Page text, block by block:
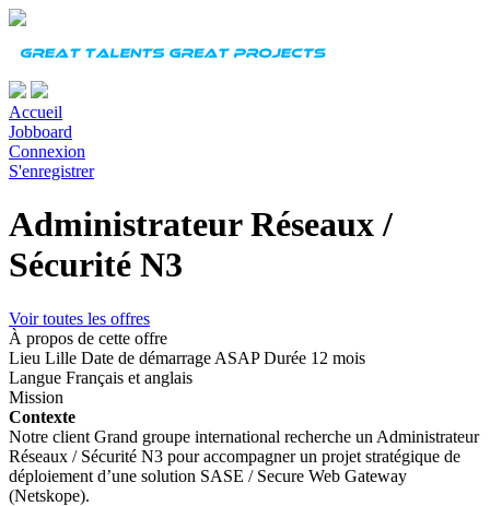
Accueil
Jobboard
Connexion
S'enregistrer
Administrateur Réseaux /
Sécurité N3
Voir toutes les offres
À propos de cette offre
Lieu Lille Date de démarrage ASAPDurée 12 mois
Langue Français et anglais
Mission
Contexte
Notre client Grand groupe international recherche un Administrateur
Réseaux / Sécurité N3 pour accompagner un projet stratégique de
déploiement d’une solution SASE / Secure Web Gateway
(Netskope).